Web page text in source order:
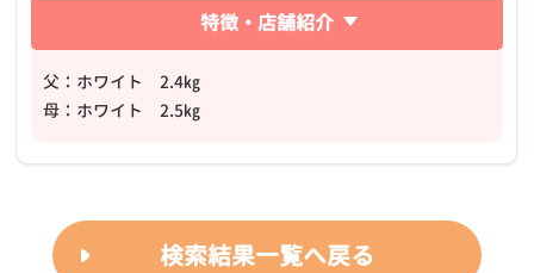
特徴・店舗紹介
父：ホワイト 2.4㎏
母：ホワイト 2.5㎏
検索結果一覧へ戻る